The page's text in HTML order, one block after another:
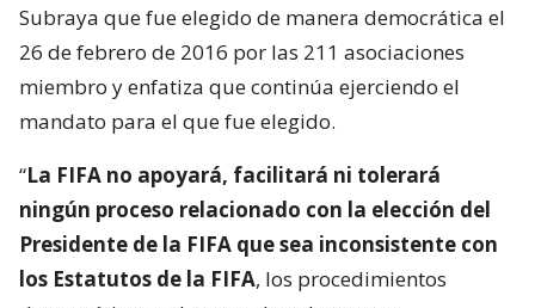
Subraya que fue elegido de manera democrática el
26 de febrero de 2016 por las 211 asociaciones
miembro y enfatiza que continúa ejerciendo el
mandato para el que fue elegido.
“La FIFA no apoyará, facilitará ni tolerará
ningún proceso relacionado con la elección del
Presidente de la FIFA que sea inconsistente con
los Estatutos de la FIFA, los procedimientos